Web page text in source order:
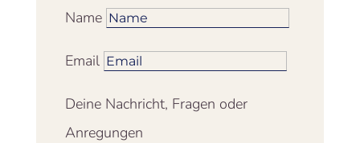
Name
Email
Deine Nachricht, Fragen oder
Anregungen